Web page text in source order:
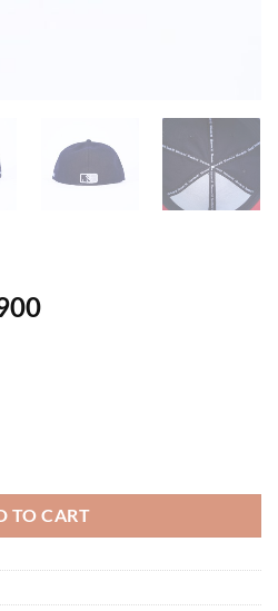
TO CART